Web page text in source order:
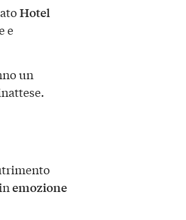
Hotel
e
un
emozione